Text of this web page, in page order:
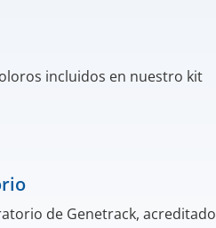
incluidos en nuestro kit
de Genetrack, acreditado